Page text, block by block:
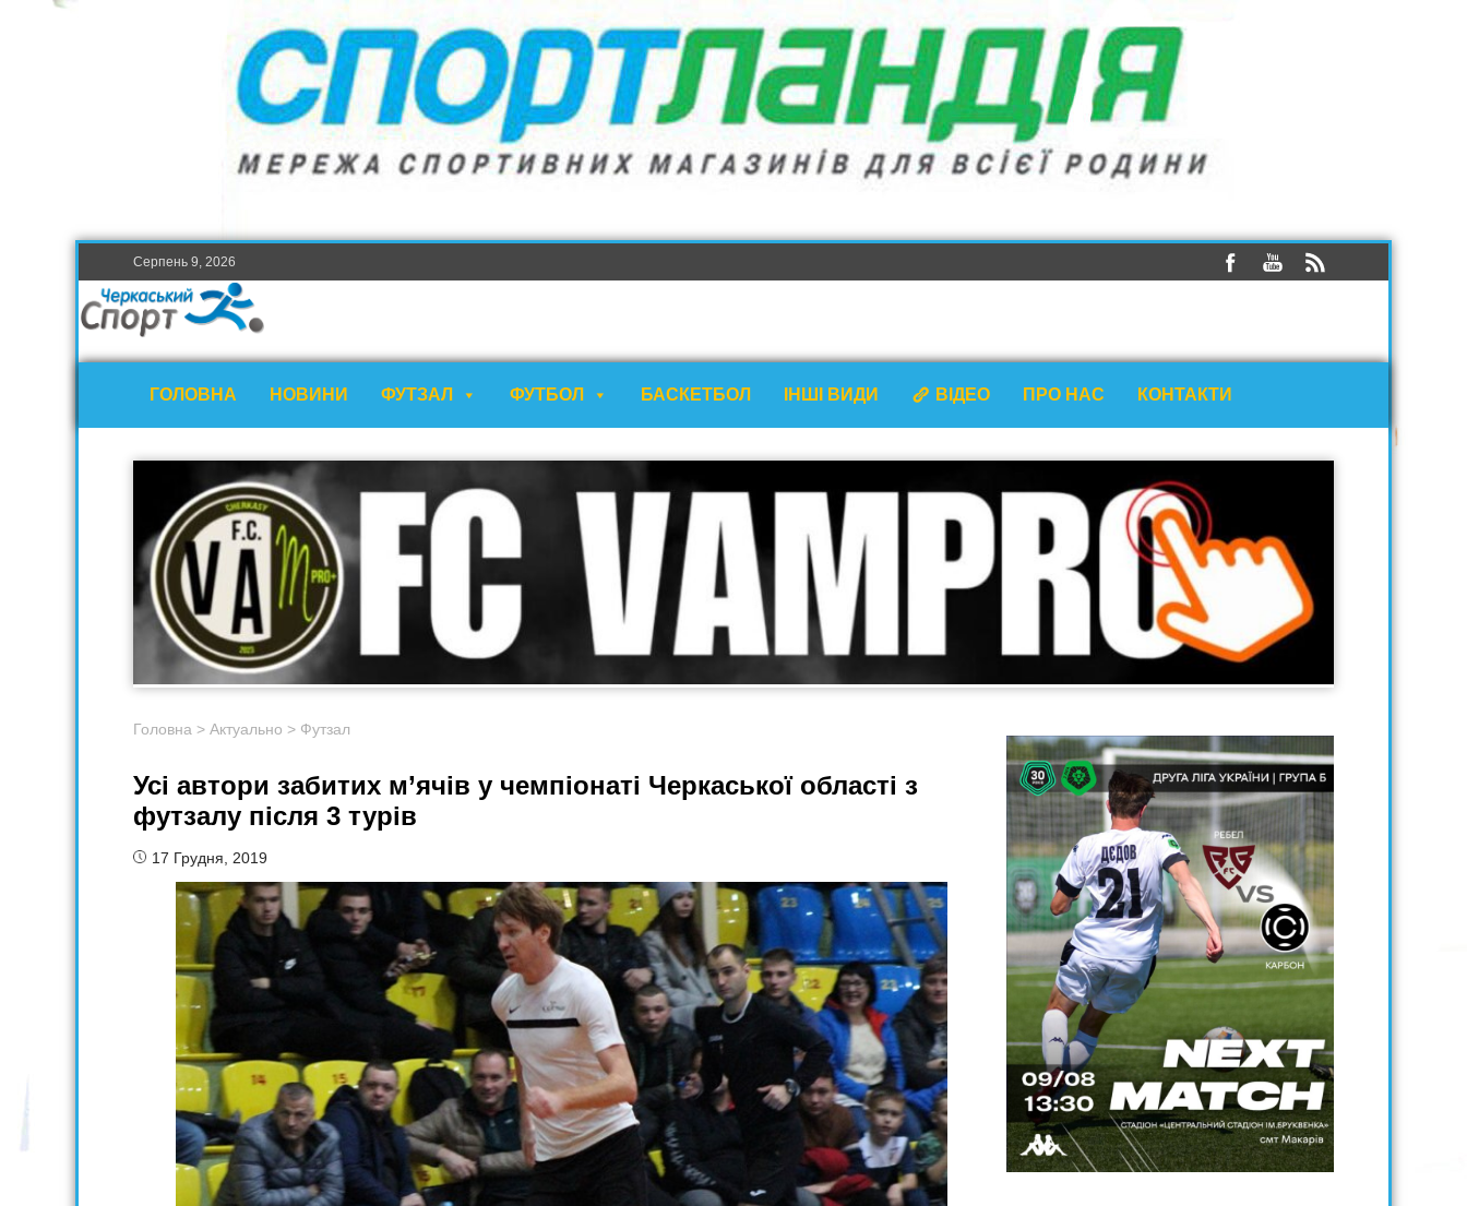
Серпень 9, 2026
ГОЛОВНА НОВИНИ ФУТЗАЛ ФУТБОЛ БАСКЕТБОЛ ІНШІ ВИДИ ВІДЕО ПРО НАС КОНТАКТИ
Головна > Актуально > Футзал
Усі автори забитих м’ячів у чемпіонаті Черкаської області з
футзалу після 3 турів
17 Грудня, 2019